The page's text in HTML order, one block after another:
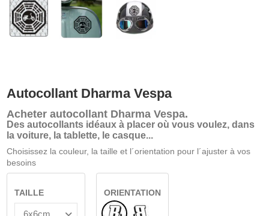
Autocollant Dharma Vespa
Acheter autocollant Dharma Vespa.
Des autocollants idéaux à placer où vous voulez, dans
la voiture, la tablette, le casque...
Choisissez la couleur, la taille et l´orientation pour l´ajuster à vos
besoins
TAILLE
ORIENTATION
NormalRenversé